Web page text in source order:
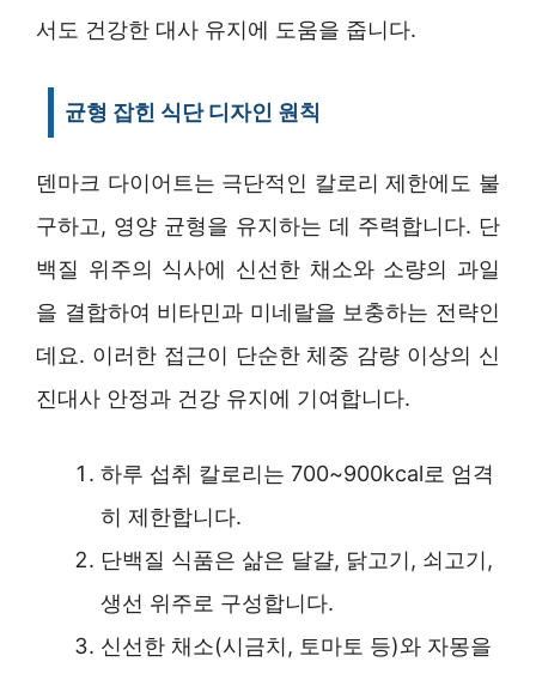
서도 건강한 대사 유지에 도움을 줍니다.
균형 잡힌 식단 디자인 원칙
덴마크 다이어트는 극단적인 칼로리 제한에도 불
구하고, 영양 균형을 유지하는 데 주력합니다. 단
백질 위주의 식사에 신선한 채소와 소량의 과일
을 결합하여 비타민과 미네랄을 보충하는 전략인
데요. 이러한 접근이 단순한 체중 감량 이상의 신
진대사 안정과 건강 유지에 기여합니다.
하루 섭취 칼로리는 700~900kcal로 엄격
히 제한합니다.
단백질 식품은 삶은 달걀, 닭고기, 쇠고기,
생선 위주로 구성합니다.
신선한 채소(시금치, 토마토 등)와 자몽을